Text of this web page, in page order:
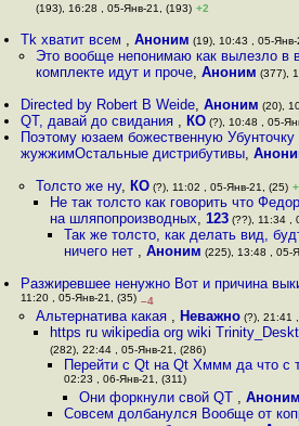
(193), 16:28 , 05-Янв-21, (193) +2
Tk хватит всем ,Аноним (19), 10:43 , 05-Янв-
Это вообще непонимаю как вылезло в
комплекте идут и проче, Аноним (377),
Directed by Robert B Weide,Аноним (20),
QT, давай до свидания , КО (?), 10:48 , 05-
Поэтому юзаем божественную
жужжимОстальные дистрибутивы,
Толсто же ну, КО(?), 11:02 , 05-Янв-21, (25)
Не так толсто как говорить что
на шляпопроизводных, 123(??), 11:34 ,
Так же толсто, как делать вид,
ничего нет ,Аноним (225), 13:48 , 05-
Разжиревшее ненужно Вот и причина
11:20 , 05-Янв-21, (35) –4
Альтернатива какая , Неважно(?), 21:41
https ru wikipedia org wiki
(282), 22:44 , 05-Янв-21, (286)
Перейти с Qt на Qt Хммм да что с
02:23 , 06-Янв-21, (311)
Они форкнули свой QT , Аноним
Совсем долбанулся Вообще от